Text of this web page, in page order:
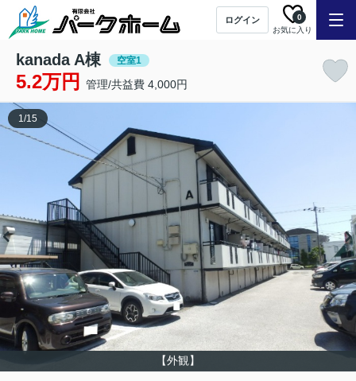
ログイン
お気に入り
0
kanada A棟 空室1
5.2万円 管理/共益費 4,000円
【外観】
1/15